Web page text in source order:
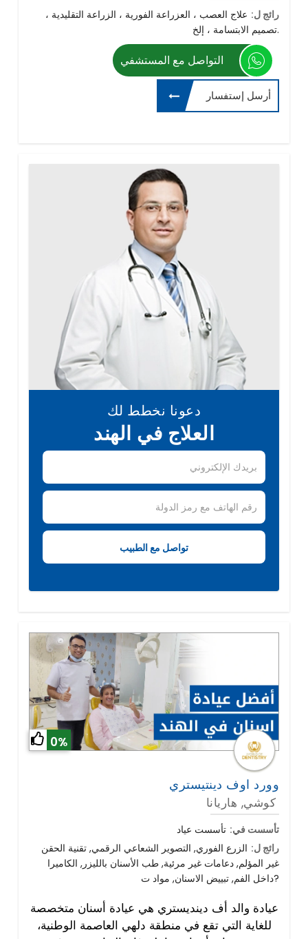
رائج ل: علاج العصب ، العزراعة الفورية ، الزراعة التقليدية ،
تصميم الابتسامة ، إلخ.
التواصل مع المستشفي
أرسل إستفسار
دعونا نخطط لك
العلاج في الهند
0%
وورد اوف دينتيستري
كوشي, هاريانا
تأسست في: تأسست عياد
رائج ل: الزرع الفوري, التصوير الشعاعي الرقمي, تقنية الحقن
غير المؤلم, دعامات غير مرئية, طب الأسنان بالليزر, الكاميرا
داخل الفم, تبييض الاسنان, مواد ت?
عيادة والد أف دينديستري هي عيادة أسنان متخصصة
للغاية التي تقع في منطقة دلهي العاصمة الوطنية،